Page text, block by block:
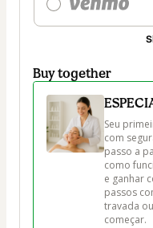
Buy together
Seu
com
passo a
como
e ganhar
passos
travada
começar.